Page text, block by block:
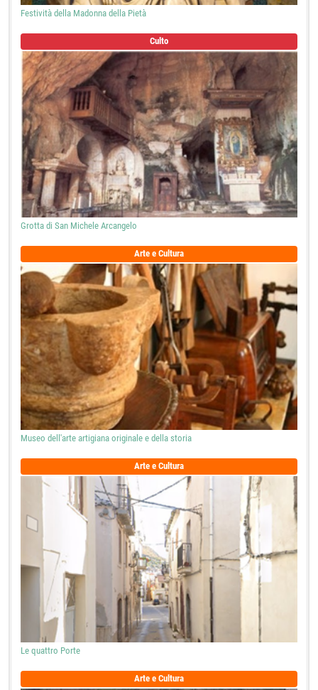
Festività della Madonna della Pietà
Culto
Grotta di San Michele Arcangelo
Arte e Cultura
Museo dell'arte artigiana originale e della storia
Arte e Cultura
Le quattro Porte
Arte e Cultura